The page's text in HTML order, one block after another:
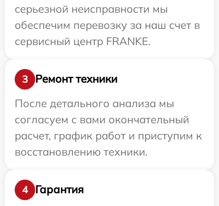
серьезной неисправности мы
обеспечим перевозку за наш счет в
сервисный центр FRANKE.
3
Ремонт техники
После детального анализа мы
согласуем с вами окончательный
расчет, график работ и приступим к
восстановлению техники.
4
Гарантия